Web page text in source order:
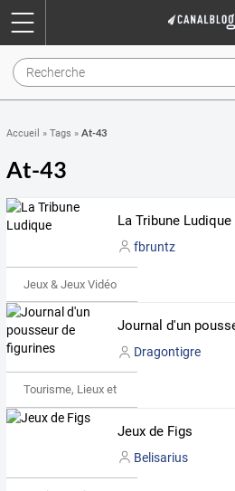
Accueil » Tags » At-43
At-43
La Tribune Ludique
fbruntz
Jeux & Jeux Vidéo
Dragontigre
Tourisme, Lieux et Événements
Jeux de Figs
Belisarius